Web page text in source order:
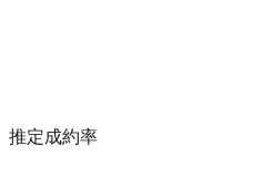
推定成約率